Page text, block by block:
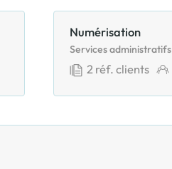
Numérisation
Services administratifs
2 réf. clients